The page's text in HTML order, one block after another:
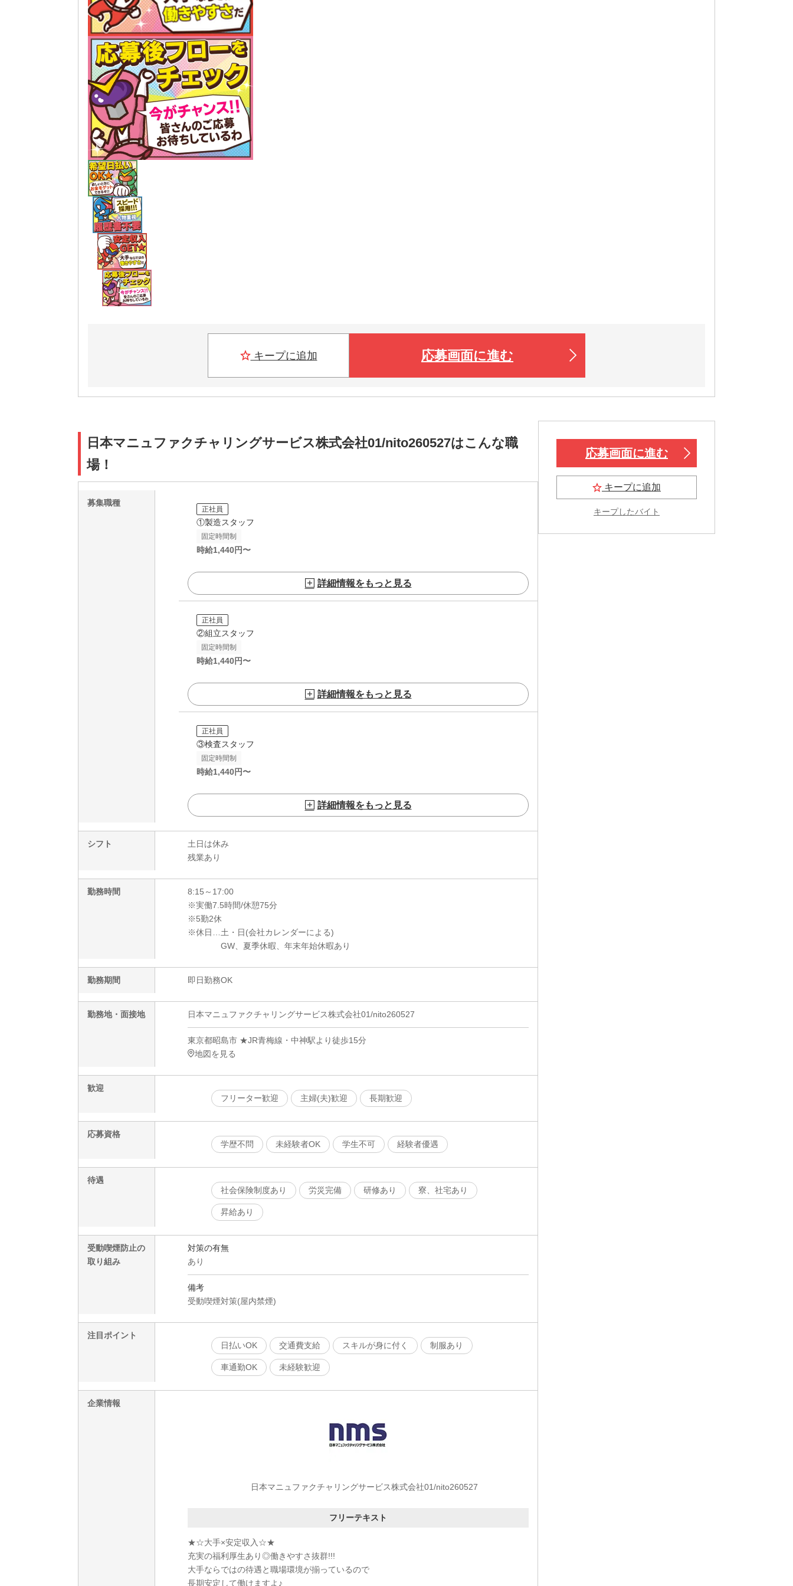
キープに追加 応募画面に進む
日本マニュファクチャリングサービス株式会社01/nito260527はこんな職
場！
募集職種
正社員
①製造スタッフ
固定時間制
時給1,440円〜
詳細情報をもっと見る
正社員
②組立スタッフ
固定時間制
時給1,440円〜
詳細情報をもっと見る
正社員
③検査スタッフ
固定時間制
時給1,440円〜
詳細情報をもっと見る
シフト
土日は休み
残業あり
勤務時間
8:15～17:00
※実働7.5時間/休憩75分
※5勤2休
※休日…土・日(会社カレンダーによる)
GW、夏季休暇、年末年始休暇あり
勤務期間 即日勤務OK
勤務地・面接地 日本マニュファクチャリングサービス株式会社01/nito260527
東京都昭島市 ★JR青梅線・中神駅より徒歩15分
地図を見る
歓迎
フリーター歓迎
主婦(夫)歓迎 長期歓迎
応募資格
学歴不問
未経験者OK 学生不可 経験者優遇
待遇
社会保険制度あり
労災完備 研修あり 寮、社宅あり
昇給あり
受動喫煙防止の
取り組み
対策の有無
あり
備考
受動喫煙対策(屋内禁煙)
注目ポイント
日払いOK
交通費支給 スキルが身に付く 制服あり
車通勤OK 未経験歓迎
企業情報
日本マニュファクチャリングサービス株式会社01/nito260527
フリーテキスト
★☆大手×安定収入☆★
充実の福利厚生あり◎働きやすさ抜群!!!
大手ならではの待遇と職場環境が揃っているので
長期安定して働けますよ♪
応募画面に進む
キープに追加
キープしたバイト